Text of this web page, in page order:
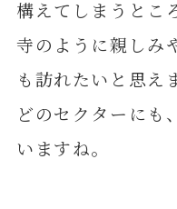
構えてしまうとこ
寺のように親しみ
も訪れたいと思え
どのセクターにも
いますね。